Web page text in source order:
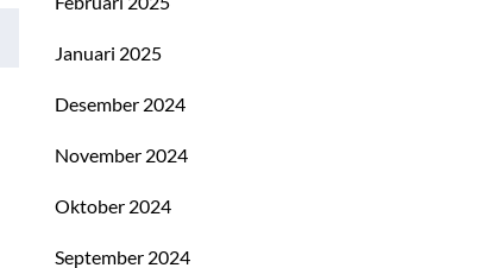
Januari 2025
Desember 2024
November 2024
Oktober 2024
September 2024